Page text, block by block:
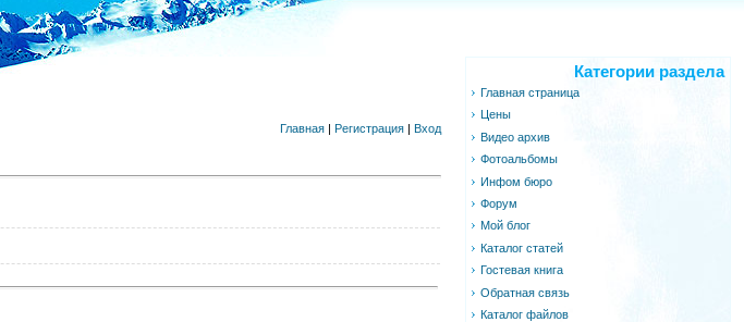
Главная | Регистрация | Вход
Категории раздела
Главная страница
Цены
Видео архив
Фотоальбомы
Инфом бюро
Форум
Мой блог
Каталог статей
Гостевая книга
Обратная связь
Каталог файлов